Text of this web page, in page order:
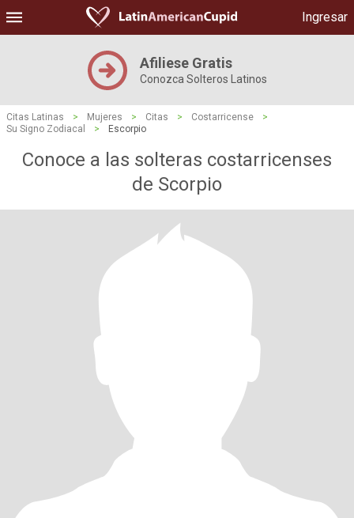
Ingresar
Afiliese Gratis
Conozca Solteros Latinos
Citas Latinas > Mujeres > Citas > Costarricense
>
Su Signo Zodiacal
> Escorpio
Conoce a las solteras costarricenses
de Scorpio